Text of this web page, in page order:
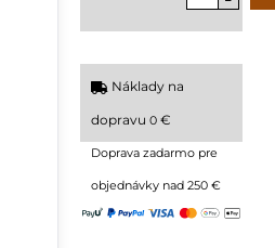
Náklady na
dopravu 0€
Doprava zadarmo pre
objednávky nad 250 €